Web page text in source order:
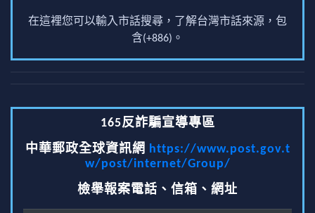
在這裡您可以輸入市話搜尋，了解台灣市話來源，包
含(+886)。
165反詐騙宣導專區
中華郵政全球資訊網 https://www.post.gov.t
w/post/internet/Group/
檢舉報案電話、信箱、網址